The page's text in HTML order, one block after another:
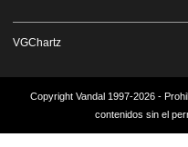
VGChartz
Copyright Vandal 1997-2026 -
contenidos sin el